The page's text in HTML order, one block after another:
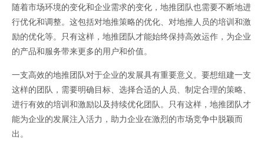
随着市场环境的变化和企业需求的变化，地推团队也需要不断地进
行优化和调整。这包括对地推策略的优化、对地推人员的培训和激
励的优化等。只有这样，地推团队才能始终保持高效运作，为企业
的产品和服务带来更多的用户和价值。
一支高效的地推团队对于企业的发展具有重要意义。要想组建一支
这样的团队，需要明确目标、选择合适的人员、制定合理的策略、
进行有效的培训和激励以及持续优化团队。只有这样，地推团队才
能为企业的发展注入活力，助力企业在激烈的市场竞争中脱颖而
出。